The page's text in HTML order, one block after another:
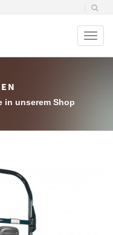
in unserem Shop